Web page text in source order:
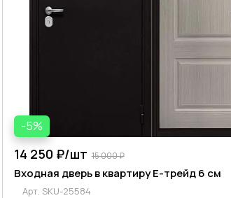
-5%
14 250 ₽/шт 15 000 ₽
Входная дверь в квартиру Е-трейд 6 см
Арт. SKU-25584